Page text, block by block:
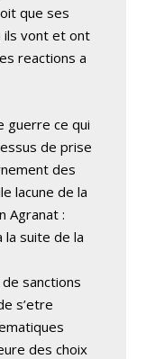
que ses
ils vont et ont
reactions a
guerre ce qui
de prise
des
lacune de la
Agranat :
la suite de la
sanctions
s’etre
des choix